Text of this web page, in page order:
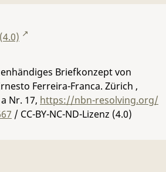
Briefkonzept von
Ferreira-Franca. Zürich ,
Nr. 17, https://nbn-resolving.org/
/ CC-BY-NC-ND-Lizenz (4.0)